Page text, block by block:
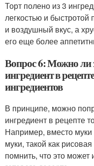
Торт полено из 3
легкостью и
и воздушный вкус, а
его еще более
Вопрос 6: Можно ли
ингредиент в
ингредиентов
В принципе, можно
ингредиент в рецепте
Например, вместо муки
муки, такой как
помнить, что это может